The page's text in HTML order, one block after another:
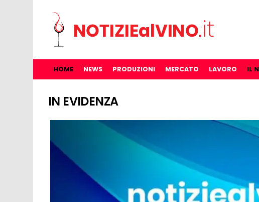
HOME NEWS PRODUZIONI MERCATO LAVORO IL
IN EVIDENZA